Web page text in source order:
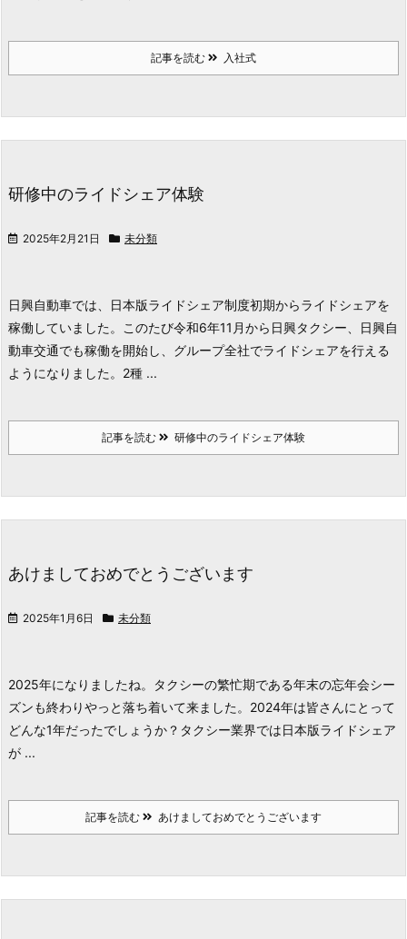
記事を読む 入社式
研修中のライドシェア体験
2025年2月21日 未分類
日興自動車では、日本版ライドシェア制度初期からライドシェアを
稼働していました。
このたび令和6年11月から日興タクシー、日興自
動車交通でも稼働を開始し、グループ全社でライドシェアを行える
ようになりました。 2種 ...
記事を読む 研修中のライドシェア体験
あけましておめでとうございます
2025年1月6日 未分類
2025年になりましたね。
タクシーの繁忙期である年末の忘年会シー
ズンも終わりやっと落ち着いて来ました。 2024年は皆さんにとって
どんな1年だったでしょうか？ タクシー業界では日本版ライドシェア
が ...
記事を読む あけましておめでとうございます